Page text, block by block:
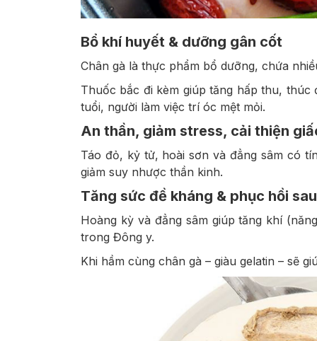
Bổ khí huyết & dưỡng gân cốt
Chân gà là thực phẩm bổ dưỡng, chứa
Thuốc bắc đi kèm giúp tăng hấp thu,
tuổi, người làm việc trí óc mệt mỏi.
An thần, giảm stress, cải thiện
Táo đỏ, kỷ tử, hoài sơn và đẳng sâm có
giảm suy nhược thần kinh.
Tăng sức đề kháng & phục hồi
Hoàng kỳ và đẳng sâm giúp tăng khí
trong Đông y.
Khi hầm cùng chân gà – giàu gelatin – sẽ